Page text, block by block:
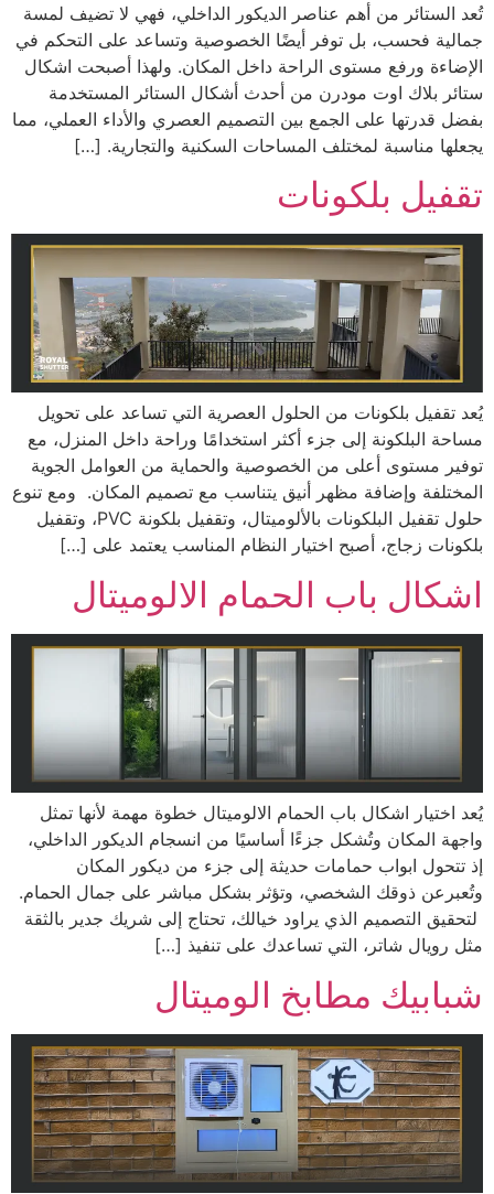
تُعد الستائر من أهم عناصر الديكور الداخلي، فهي لا تضيف لمسة
جمالية فحسب، بل توفر أيضًا الخصوصية وتساعد على التحكم في
الإضاءة ورفع مستوى الراحة داخل المكان. ولهذا أصبحت اشكال
ستائر بلاك اوت مودرن من أحدث أشكال الستائر المستخدمة
بفضل قدرتها على الجمع بين التصميم العصري والأداء العملي، مما
يجعلها مناسبة لمختلف المساحات السكنية والتجارية. […]
تقفيل بلكونات
يُعد تقفيل بلكونات من الحلول العصرية التي تساعد على تحويل
مساحة البلكونة إلى جزء أكثر استخدامًا وراحة داخل المنزل، مع
توفير مستوى أعلى من الخصوصية والحماية من العوامل الجوية
المختلفة وإضافة مظهر أنيق يتناسب مع تصميم المكان. ومع تنوع
حلول تقفيل البلكونات بالألوميتال، وتقفيل بلكونة PVC، وتقفيل
بلكونات زجاج، أصبح اختيار النظام المناسب يعتمد على […]
اشكال باب الحمام الالوميتال
يُعد اختيار اشكال باب الحمام الالوميتال خطوة مهمة لأنها تمثل
واجهة المكان وتُشكل جزءًا أساسيًا من انسجام الديكور الداخلي،
إذ تتحول ابواب حمامات حديثة إلى جزء من ديكور المكان
وتُعبرعن ذوقك الشخصي، وتؤثر بشكل مباشر على جمال الحمام.
لتحقيق التصميم الذي يراود خيالك، تحتاج إلى شريك جدير بالثقة
مثل رويال شاتر، التي تساعدك على تنفيذ […]
شبابيك مطابخ الوميتال